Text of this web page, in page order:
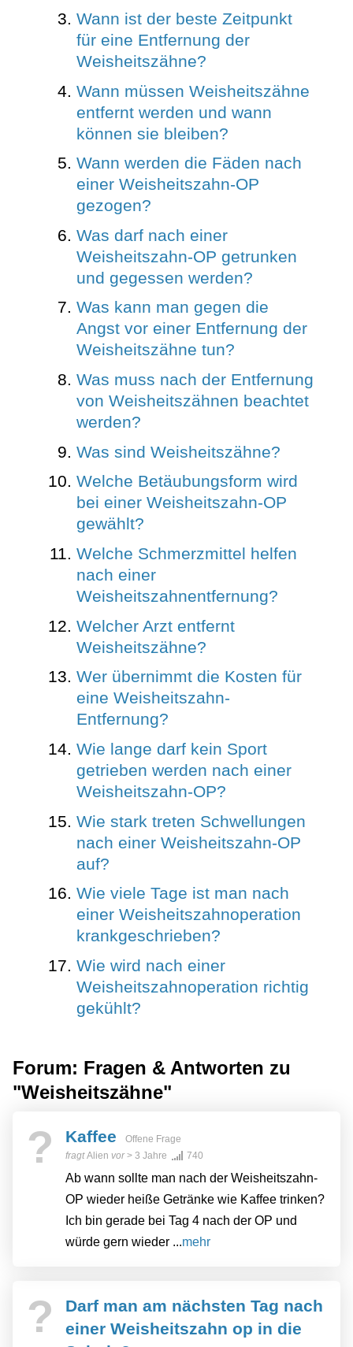
Wann ist der beste Zeitpunkt
für eine Entfernung der
Weisheitszähne?
Wann müssen Weisheitszähne
entfernt werden und wann
können sie bleiben?
Wann werden die Fäden nach
einer Weisheitszahn-OP
gezogen?
Was darf nach einer
Weisheitszahn-OP getrunken
und gegessen werden?
Was kann man gegen die
Angst vor einer Entfernung der
Weisheitszähne tun?
Was muss nach der Entfernung
von Weisheitszähnen beachtet
werden?
Was sind Weisheitszähne?
Welche Betäubungsform wird
bei einer Weisheitszahn-OP
gewählt?
Welche Schmerzmittel helfen
nach einer
Weisheitszahnentfernung?
Welcher Arzt entfernt
Weisheitszähne?
Wer übernimmt die Kosten für
eine Weisheitszahn-
Entfernung?
Wie lange darf kein Sport
getrieben werden nach einer
Weisheitszahn-OP?
Wie stark treten Schwellungen
nach einer Weisheitszahn-OP
auf?
Wie viele Tage ist man nach
einer Weisheitszahnoperation
krankgeschrieben?
Wie wird nach einer
Weisheitszahnoperation richtig
gekühlt?
Forum: Fragen & Antworten zu
"Weisheitszähne"
? Kaffee
Offene Frage
fragtAlien vor> 3 Jahre 740
Ab wann sollte man nach der Weisheitszahn-
OP wieder heiße Getränke wie Kaffee trinken?
Ich bin gerade bei Tag 4 nach der OP und
würde gern wieder ...mehr
?
Darf man am nächsten Tag nach
einer Weisheitszahn op in die